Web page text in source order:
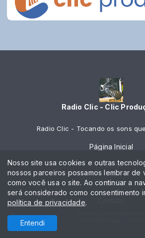
Radio Clic - Clic
Radio Clic - Tocando os sons
Página Inicial
Vídeos
Notícias
Nosso site usa cookies e outras
nossos parceiros possamos lembrar
como você usa o site. Ao continuar a
será considerado como consentimento
política de privacidade.
Entendi